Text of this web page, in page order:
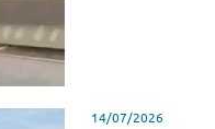
14/07/2026